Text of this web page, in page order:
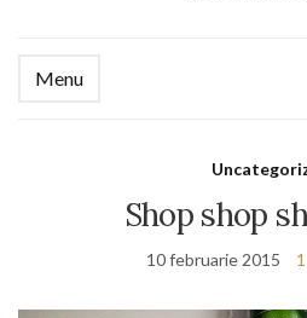
Menu
Shop shop
10 februarie 2015